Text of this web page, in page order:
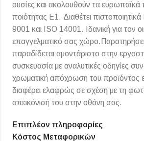
ουσίες και ακολουθούν τα
ποιότητας Ε1. Διαθέτει
9001 και ISO 14001. Ιδανική για τον
επαγγελματικό σας
παραδίδεται αμοντάριστο στην
συσκευασία με αναλυτικές οδηγίες
χρωματική απόχρωση του προϊόντος
διαφέρει ελαφρώς σε σχέση με τη
απεικόνισή του στην οθόνη σας.
Επιπλέον πληροφορίες
Κόστος Μεταφορικών